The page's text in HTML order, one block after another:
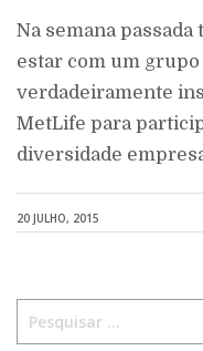
Na semana
estar com um
verdadeiramente
MetLife para
diversidade
20 JULHO, 2015